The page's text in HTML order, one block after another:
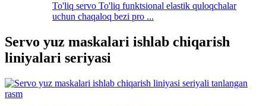
To'liq servo To'liq funktsional elastik quloqchalar
uchun chaqaloq bezi pro ...
Servo yuz maskalari ishlab chiqarish
liniyalari seriyasi